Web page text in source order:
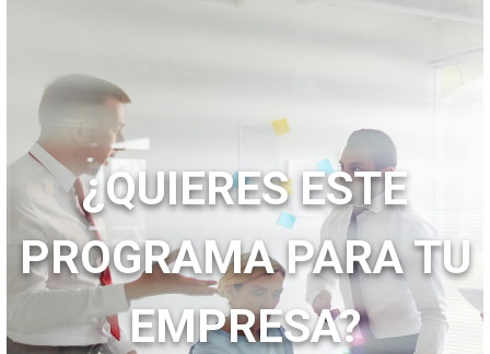
¿QUIERES ESTE
PROGRAMA PARA TU
EMPRESA?